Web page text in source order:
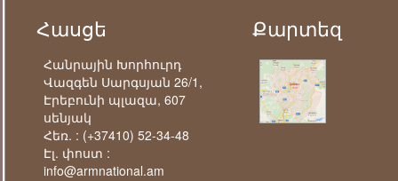
Հասցե
Հանրային Խորհուրդ
Վազգեն Սարգսյան 26/1,
Էրեբունի պլազա, 607
սենյակ
Հեռ. : (+37410) 52-34-48
Էլ. փոստ :
info@armnational.am
Քարտեզ